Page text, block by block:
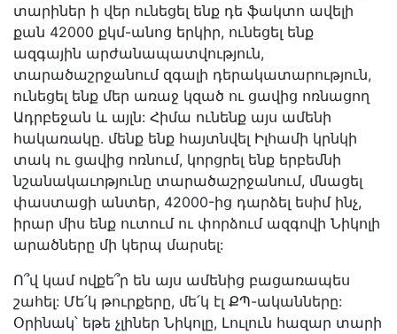
տարիներ ի վեր ունեցել ենք դե ֆակտո ավելի
քան 42000 քկմ-անոց երկիր, ունեցել ենք
ազգային արժանապատվություն,
տարածաշրջանում զգալի դերակատարություն,
ունեցել ենք մեր առաջ կզած ու ցավից ոռնացող
Ադրբեջան և այլն: Հիմա ունենք այս ամենի
հակառակը. մենք ենք հայտնվել Իլհամի կրնկի
տակ ու ցավից ոռնում, կորցրել ենք երբեմնի
նշանակաւոթյունը տարածաշրջանում, մնացել
փաստացի անտեր, 42000-ից դարձել եսիմ ինչ,
իրար միս ենք ուտում ու փորձում ազգովի Նիկոլի
արածները մի կերպ մարսել:
Ո՞վ կամ ովքե՞ր են այս ամենից բացառապես
շահել: Մե՛կ թուրքերը, մե՛կ էլ ՔՊ-ականները:
Օրինակ՝ եթե չլիներ Նիկոլը, Լուլուն հազար տարի